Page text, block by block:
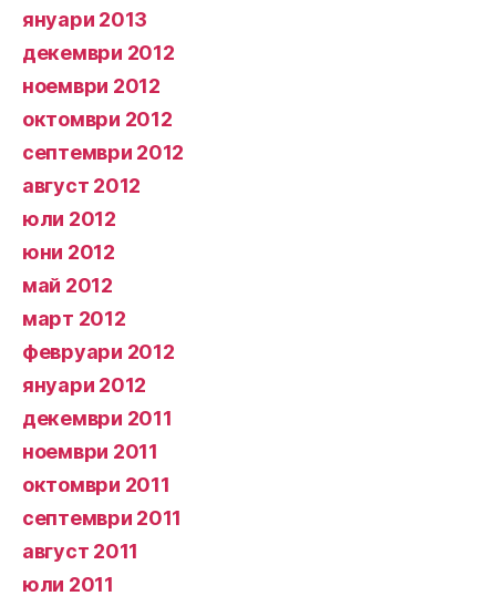
януари 2013
декември 2012
ноември 2012
октомври 2012
септември 2012
август 2012
юли 2012
юни 2012
май 2012
март 2012
февруари 2012
януари 2012
декември 2011
ноември 2011
октомври 2011
септември 2011
август 2011
юли 2011